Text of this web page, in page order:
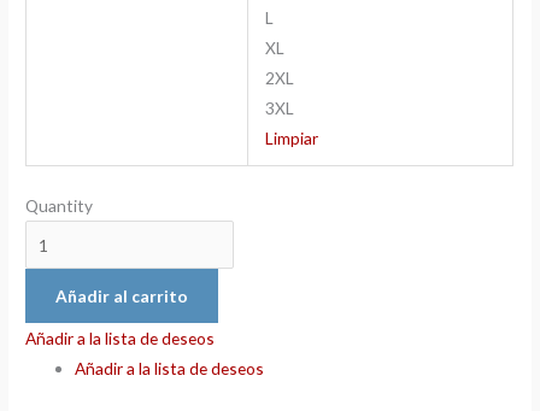
L
XL
2XL
3XL
Limpiar
Quantity
Añadir al carrito
Añadir a la lista de deseos
Añadir a la lista de deseos